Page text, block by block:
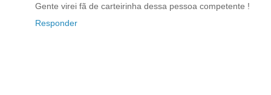
Gente virei fã de carteirinha dessa pessoa competente !
Responder